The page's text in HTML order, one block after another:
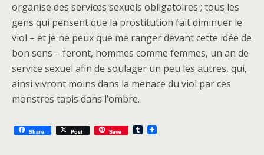
organise des services sexuels obligatoires ; tous les
gens qui pensent que la prostitution fait diminuer le
viol – et je ne peux que me ranger devant cette idée de
bon sens – feront, hommes comme femmes, un an de
service sexuel afin de soulager un peu les autres, qui,
ainsi vivront moins dans la menace du viol par ces
monstres tapis dans l’ombre.
Share Post Save T